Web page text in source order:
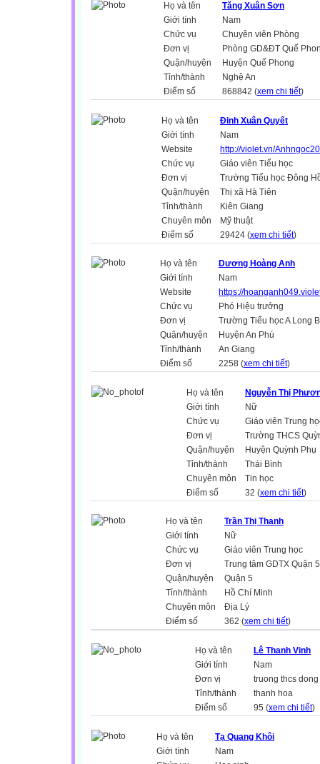
Họ và tên
Tăng Xuân Sơn
Giới tính
Nam
Chức vụ
Chuyên viên Phòng
Đơn vị
Phòng GD&ĐT Quế
Quận/huyện
Huyện Quế Phong
Tỉnh/thành
Nghệ An
Điểm số
868842 (xem chi tiết)
Họ và tên
Đinh Xuân Quyết
Giới tính
Nam
Website
http://violet.vn/
Chức vụ
Giáo viên Tiểu học
Đơn vị
Trường Tiểu học Đông
Quận/huyện
Thị xã Hà Tiên
Tỉnh/thành
Kiên Giang
Chuyên môn
Mỹ thuật
Điểm số
29424 (xem chi tiết)
Họ và tên
Dương Hoàng Anh
Giới tính
Nam
Website
https://
Chức vụ
Phó Hiệu trưởng
Đơn vị
Trường Tiểu học A Long
Quận/huyện
Huyện An Phú
Tỉnh/thành
An Giang
Điểm số
2258 (xem chi tiết)
Họ và tên
Nguyễn Thị
Giới tính
Nữ
Chức vụ
Giáo viên Trung
Đơn vị
Trường THCS
Quận/huyện
Huyện Quỳnh Phụ
Tỉnh/thành
Thái Bình
Chuyên môn
Tin học
Điểm số
32 (xem chi tiết)
Họ và tên
Trần Thị Thanh
Giới tính
Nữ
Chức vụ
Giáo viên Trung học
Đơn vị
Trung tâm GDTX Quận 5
Quận/huyện
Quận 5
Tỉnh/thành
Hồ Chí Minh
Chuyên môn
Địa Lý
Điểm số
362 (xem chi tiết)
Họ và tên
Lê Thanh Vinh
Giới tính
Nam
Đơn vị
truong thcs
Tỉnh/thành
thanh hoa
Điểm số
95 (xem chi tiết)
Họ và tên
Tạ Quang Khôi
Giới tính
Nam